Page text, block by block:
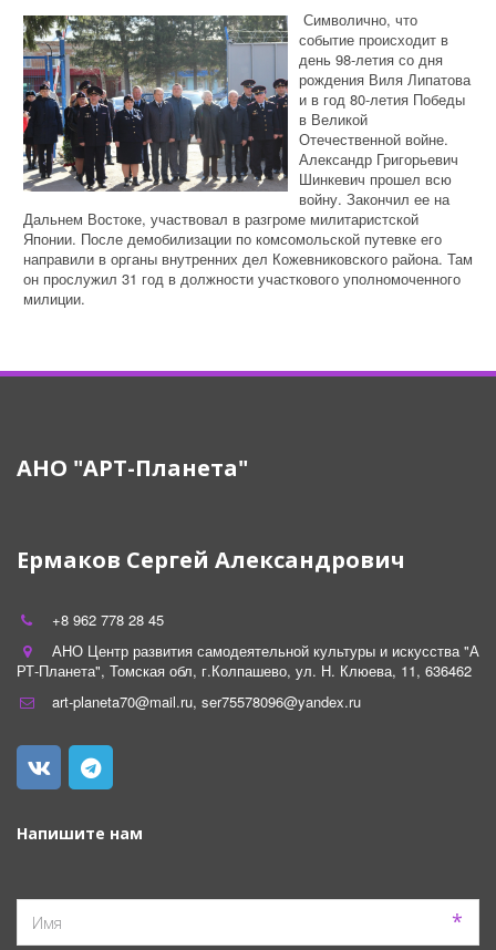
Символично, что
событие происходит в
день 98-летия со дня
рождения Виля Липатова
и в год 80-летия Победы
в Великой
Отечественной войне.
Александр Григорьевич
Шинкевич прошел всю
войну. Закончил ее на
Дальнем Востоке, участвовал в разгроме милитаристской
Японии. После демобилизации по комсомольской путевке его
направили в органы внутренних дел Кожевниковского района. Там
он прослужил 31 год в должности участкового уполномоченного
милиции.
АНО "АРТ-Планета"
Ермаков Сергей Александрович
+8 962 778 28 45
АНО Центр развития самодеятельной культуры и искусства "А
РТ-Планета", Томская обл, г.Колпашево, ул. Н. Клюева, 11, 636462
art-planeta70@mail.ru, ser75578096@yandex.ru
Напишите нам
*